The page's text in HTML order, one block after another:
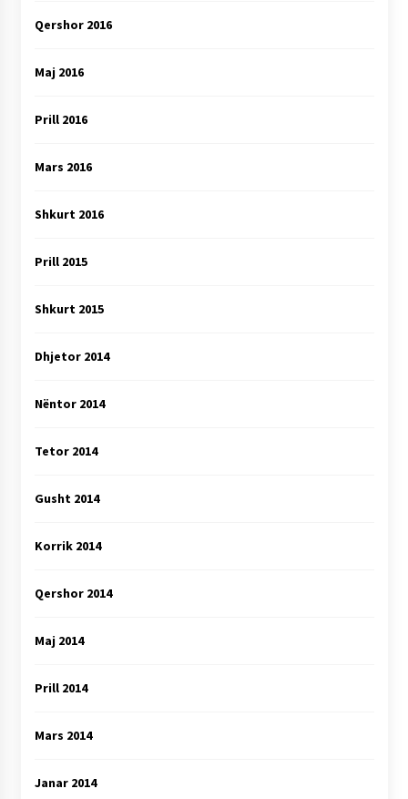
Qershor 2016
Maj 2016
Prill 2016
Mars 2016
Shkurt 2016
Prill 2015
Shkurt 2015
Dhjetor 2014
Nëntor 2014
Tetor 2014
Gusht 2014
Korrik 2014
Qershor 2014
Maj 2014
Prill 2014
Mars 2014
Janar 2014